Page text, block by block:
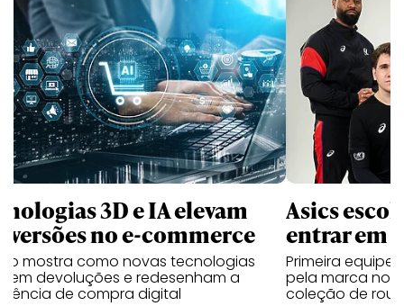
3D e IA elevam
no e-commerce
mostra como novas tecnologias
devoluções e redesenham a
de compra digital
Asics
entrar em
Primeira
pela marca no
coleção de